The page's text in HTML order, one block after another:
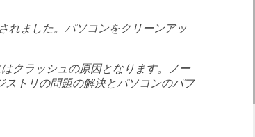
れました。パソコンをクリーンアッ
クラッシュの原因となります。ノー
トリの問題の解決とパソコンのパフ